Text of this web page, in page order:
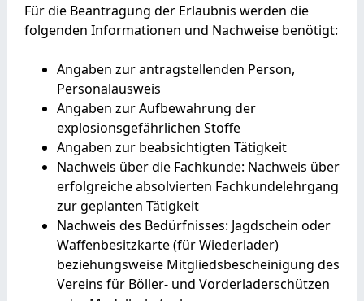
Für die Beantragung der Erlaubnis werden die
folgenden Informationen und Nachweise benötigt:
Angaben zur antragstellenden Person,
Personalausweis
Angaben zur Aufbewahrung der
explosionsgefährlichen Stoffe
Angaben zur beabsichtigten Tätigkeit
Nachweis über die Fachkunde: Nachweis über
erfolgreiche absolvierten Fachkundelehrgang
zur geplanten Tätigkeit
Nachweis des Bedürfnisses: Jagdschein oder
Waffenbesitzkarte (für Wiederlader)
beziehungsweise Mitgliedsbescheinigung des
Vereins für Böller- und Vorderladerschützen